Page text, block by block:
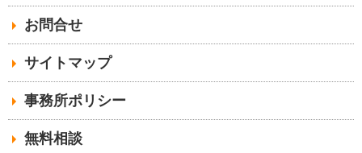
お問合せ
サイトマップ
事務所ポリシー
無料相談